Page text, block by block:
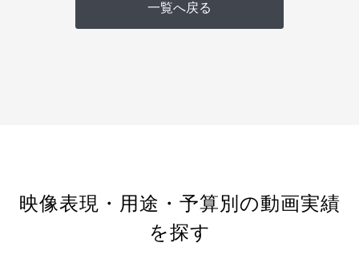
一覧へ戻る
映像表現・用途・予算別の動画実績
を探す